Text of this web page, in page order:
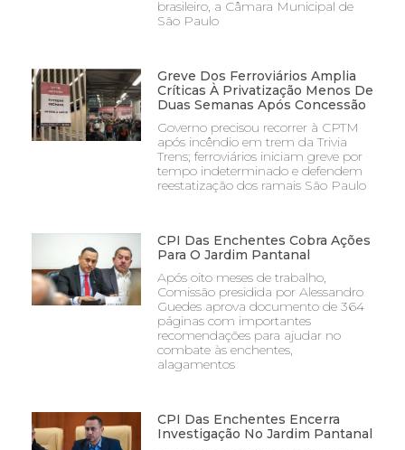
brasileiro, a Câmara Municipal de
São Paulo
Greve Dos Ferroviários Amplia
Críticas À Privatização Menos De
Duas Semanas Após Concessão
Governo precisou recorrer à CPTM
após incêndio em trem da Trivia
Trens; ferroviários iniciam greve por
tempo indeterminado e defendem
reestatização dos ramais São Paulo
CPI Das Enchentes Cobra Ações
Para O Jardim Pantanal
Após oito meses de trabalho,
Comissão presidida por Alessandro
Guedes aprova documento de 364
páginas com importantes
recomendações para ajudar no
combate às enchentes,
alagamentos
CPI Das Enchentes Encerra
Investigação No Jardim Pantanal